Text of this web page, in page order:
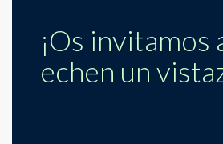
¡Os invitamos
echen un